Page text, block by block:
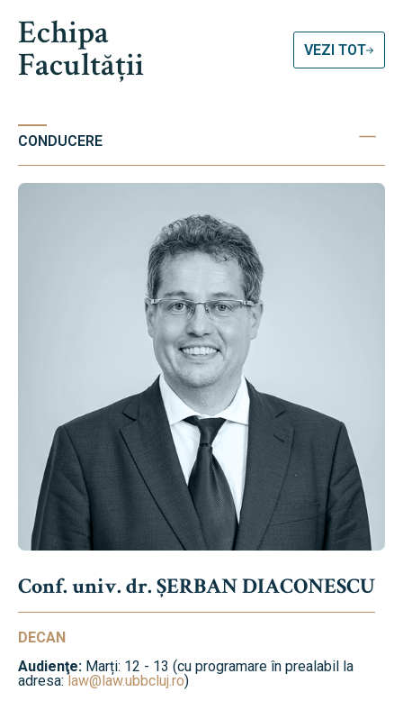
Echipa
Facultății VEZI TOT
CONDUCERE
Conf. univ. dr. ȘERBAN DIACONESCU
DECAN
Audienţe: Marți: 12 - 13 (cu programare în prealabil la
adresa:law@law.ubbcluj.ro)